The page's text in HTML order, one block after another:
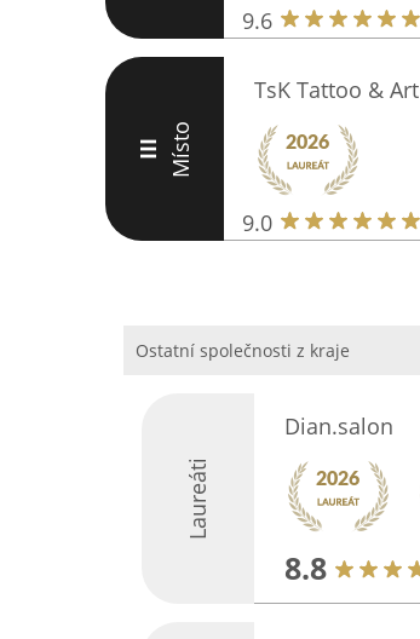
9.6
III Místo
TsK Tattoo & Art
9.0
Ostatní společnosti z kraje
Laureáti
Dian.salon
8.8